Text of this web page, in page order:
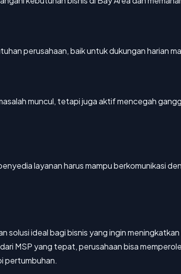
perusahaan, baik untuk dukungan harian
muncul, tetapi juga aktif mencegah
layanan harus mampu berkomunikasi
solusi ideal bagi bisnis yang ingin
MSP yang tepat, perusahaan bisa
pertumbuhan.